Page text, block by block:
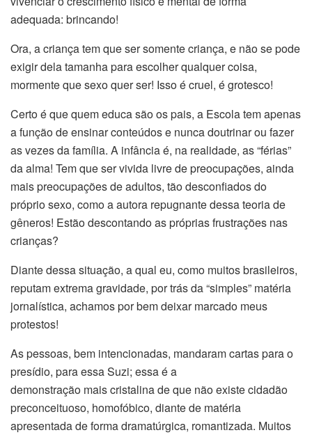
adequada: brincando!
Ora, a criança tem que ser somente criança, e não se pode
exigir dela tamanha para escolher qualquer coisa,
mormente que sexo quer ser! Isso é cruel, é grotesco!
Certo é que quem educa são os pais, a Escola tem apenas
a função de ensinar conteúdos e nunca doutrinar ou fazer
as vezes da família. A infância é, na realidade, as “férias”
da alma! Tem que ser vivida livre de preocupações, ainda
mais preocupações de adultos, tão desconfiados do
próprio sexo, como a autora repugnante dessa teoria de
gêneros! Estão descontando as próprias frustrações nas
crianças?
Diante dessa situação, a qual eu, como muitos brasileiros,
reputam extrema gravidade, por trás da “simples” matéria
jornalística, achamos por bem deixar marcado meus
protestos!
As pessoas, bem intencionadas, mandaram cartas para o
presídio, para essa Suzi; essa é a
demonstração mais cristalina de que não existe cidadão
preconceituoso, homofóbico, diante de matéria
apresentada de forma dramatúrgica, romantizada. Muitos